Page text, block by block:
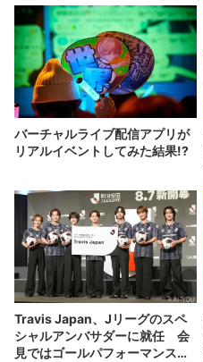
バーチャルライブ配信アプリが
リアルイベントしてみた結果!?
Travis Japan、Jリーグのスペ
シャルアンバサダーに就任 会
見ではゴールパフォーマンスも